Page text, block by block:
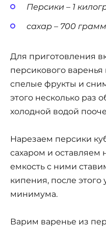
Персики – 1
сахар – 700
Для приготовления
персикового
спелые фрукты и
этого несколько раз
холодной водой
Нарезаем персики
сахаром и оставляем
емкость с ними
кипения, после этого
минимума.
Варим варенье из